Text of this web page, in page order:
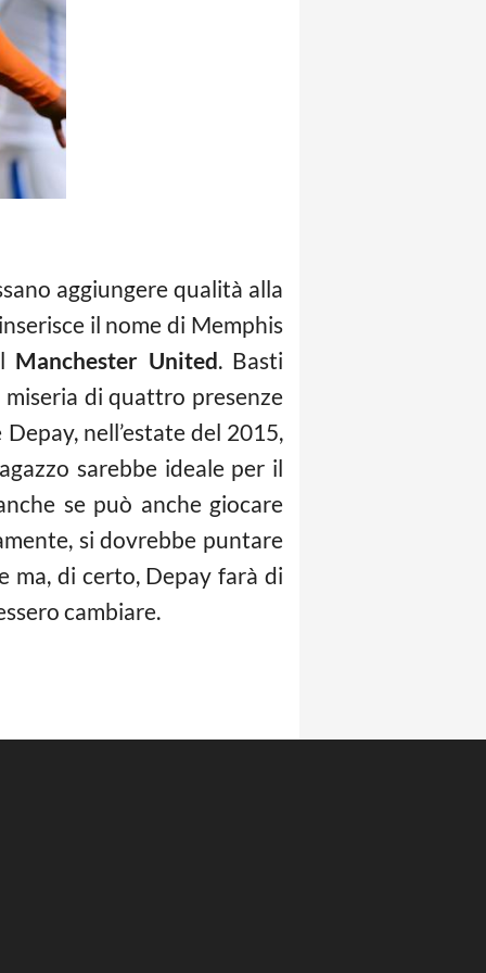
aggiungere qualità alla
il nome di Memphis
Manchester United. Basti
miseria di quattro presenze
nell’estate del 2015,
sarebbe ideale per il
se può anche giocare
si dovrebbe puntare
ma, di certo, Depay farà di
cambiare.